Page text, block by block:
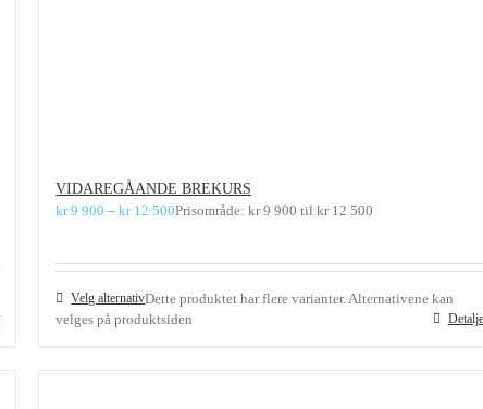
VIDAREGÅANDE BREKURS
kr9 900 – kr12 500Prisområde: kr 9 900 til kr 12 500
Velg alternativDette produktet har flere varianter. Alternativene kan
velges på produktsiden